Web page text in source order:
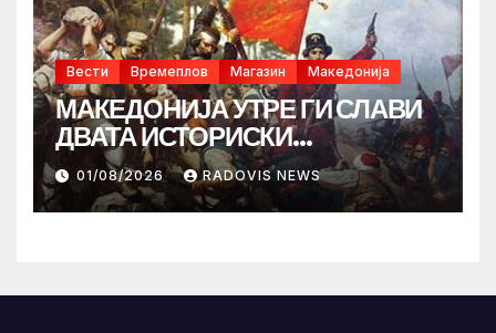
Вести Времеплов Магазин Македонија
МАКЕДОНИЈА УТРЕ ГИ СЛАВИ
ДВАТА ИСТОРИСКИ
ИЛИНДЕНА!
01/08/2026 RADOVIS NEWS